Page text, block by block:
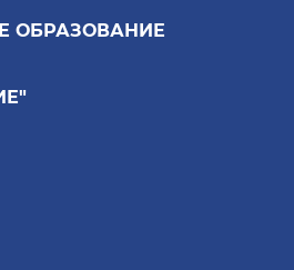
ОБРАЗОВАНИЕ